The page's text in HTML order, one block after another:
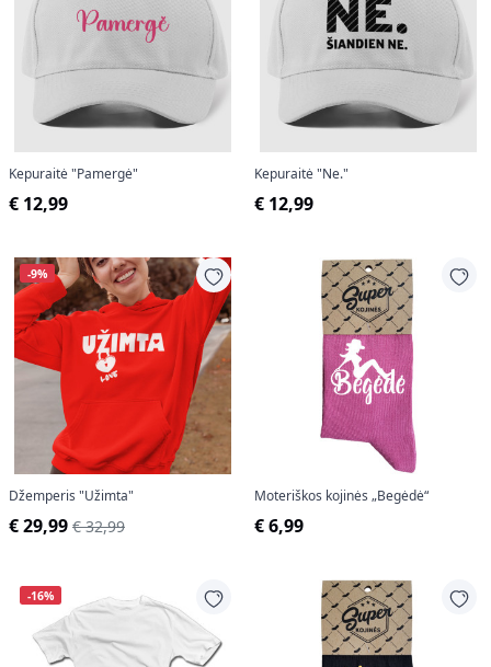
Kepuraitė "Pamergė"
€ 12,99
Kepuraitė "Ne."
€ 12,99
-9%
Džemperis "Užimta"
€ 29,99 € 32,99
Moteriškos kojinės „Begėdė“
€ 6,99
-16%